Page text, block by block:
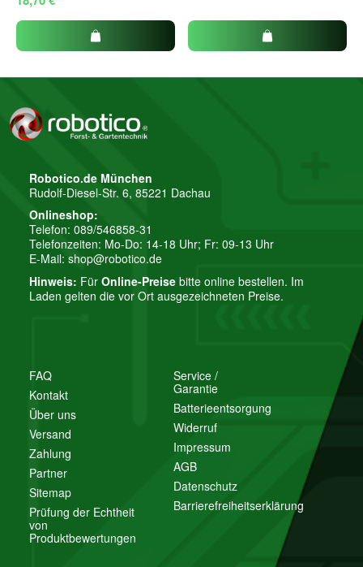
Telefon
Fragen?
Ihre Frage
Bitte beachten Sie unsere Datenschutzerklärung
Frage abschicken
FAQ
Kontakt
Über uns
Versand
Zahlung
Partner
Sitemap
Prüfung der Echtheit
von
Produktbewertungen
Service /
Garantie
Batterieentsorgung
Widerruf
Impressum
AGB
Datenschutz
Barrierefreiheitserklärung
Robotico.de München
Rudolf-Diesel-Str. 6, 85221 Dachau
Onlineshop:
Telefon: 089/546858-31
Telefonzeiten: Mo-Do: 14-18 Uhr; Fr: 09-13 Uhr
E-Mail: shop@robotico.de
Hinweis: Für Online-Preise bitte online bestellen. Im
Laden gelten die vor Ort ausgezeichneten Preise.